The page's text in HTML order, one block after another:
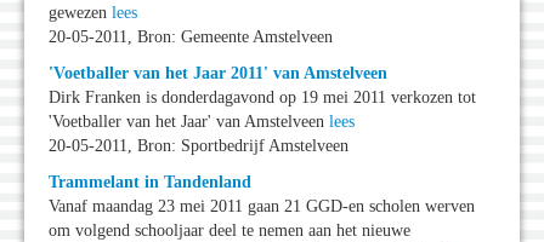
gewezen lees
20-05-2011, Bron: Gemeente Amstelveen
'Voetballer van het Jaar 2011' van Amstelveen
Dirk Franken is donderdagavond op 19 mei 2011 verkozen tot
'Voetballer van het Jaar' van Amstelveen lees
20-05-2011, Bron: Sportbedrijf Amstelveen
Trammelant in Tandenland
Vanaf maandag 23 mei 2011 gaan 21 GGD-en scholen werven
om volgend schooljaar deel te nemen aan het nieuwe